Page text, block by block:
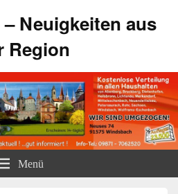
Neuigkeiten aus
Region
Menü